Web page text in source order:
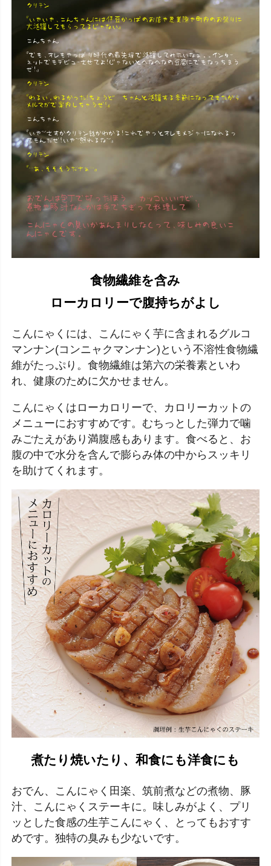
食物繊維を含み
ローカロリーで腹持ちがよし
こんにゃくには、こんにゃく芋に含まれるグルコ
マンナン(コンニャクマンナン)という不溶性食物繊
維がたっぷり。食物繊維は第六の栄養素といわ
れ、健康のために欠かせません。
こんにゃくはローカロリーで、カロリーカットの
メニューにおすすめです。むちっとした弾力で噛
みごたえがあり満腹感もあります。食べると、お
腹の中で水分を含んで膨らみ体の中からスッキリ
を助けてくれます。
煮たり焼いたり、和食にも洋食にも
おでん、こんにゃく田楽、筑前煮などの煮物、豚
汁、こんにゃくステーキに。味しみがよく、プリ
ッとした食感の生芋こんにゃく、とってもおすす
めです。独特の臭みも少ないです。